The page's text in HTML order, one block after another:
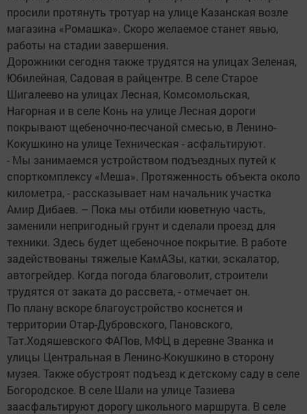
просили протянуть тротуар на улице Казанская возле
магазина «Ромашка». Скоро желаемое станет явью,
работы на стадии завершения.
Дорожники сегодня также трудятся на улицах Зеленая,
Юбилейная, Садовая в райцентре. В селе Старое
Шигалеево на улицах Лесная, Комсомольская,
Нагорная и в селе Конь на улице Лесная дороги
покрывают щебеночно-песчаной смесью, в Ленино-
Кокушкино на улице Техническая - асфальтируют.
- Мы занимаемся устройством подъездных путей к
спорткомплексу «Меша». Протяженность объекта около
километра, - рассказывает нам начальник участка
Амир Дибаев. – Пока мы отбили кюветную часть,
заменили непригодный грунт и сделали проезд для
техники. Здесь будет щебеночное покрытие. В работе
задействованы тяжелые КамАЗы, катки, эскалатор,
автогрейдер. Когда погода благоволит, строители
трудятся от заката до рассвета, - отмечает он.
По плану вскоре благоустройство коснется и
территории Отар-Дубровского, Пановского,
Тат.Ходяшевского ФАПов, МФЦ в деревне Званка и
улицы Центральная в Ленино-Кокушкино в сторону
музея. Также обустроят подъезд к детскому саду в селе
Богородское. В селе Шали на улице Тазиева
заасфальтируют дорогу школьного маршрута. В селе